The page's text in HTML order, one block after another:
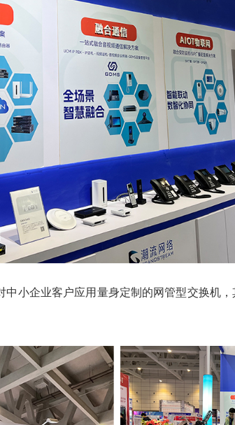
中小企业客户应用量身定制的网管型交换机